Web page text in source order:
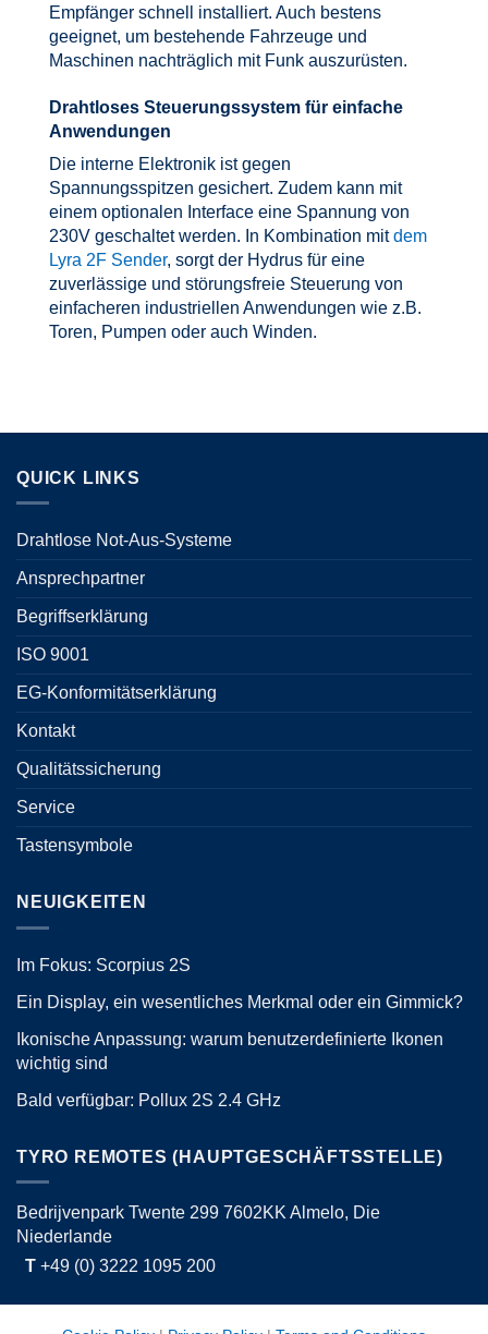
Empfänger schnell installiert. Auch bestens
geeignet, um bestehende Fahrzeuge und
Maschinen nachträglich mit Funk auszurüsten.
Drahtloses Steuerungssystem für einfache
Anwendungen
Die interne Elektronik ist gegen
Spannungsspitzen gesichert. Zudem kann mit
einem optionalen Interface eine Spannung von
230V geschaltet werden. In Kombination mitdem
Lyra 2F Sender, sorgt der Hydrus für eine
zuverlässige und störungsfreie Steuerung von
einfacheren industriellen Anwendungen wie z.B.
Toren, Pumpen oder auch Winden.
QUICK LINKS
Drahtlose Not-Aus-Systeme
Ansprechpartner
Begriffserklärung
ISO 9001
EG-Konformitätserklärung
Kontakt
Qualitätssicherung
Service
Tastensymbole
NEUIGKEITEN
Im Fokus: Scorpius 2S
Ein Display, ein wesentliches Merkmal oder ein Gimmick?
Ikonische Anpassung: warum benutzerdefinierte Ikonen
wichtig sind
Bald verfügbar: Pollux 2S 2.4 GHz
TYRO REMOTES (HAUPTGESCHÄFTSSTELLE)
Bedrijvenpark Twente 299 7602KK Almelo, Die
Niederlande
T +49 (0) 3222 1095 200